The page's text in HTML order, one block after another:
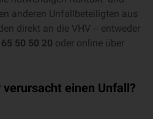
anderen Unfallbeteiligten aus
direkt an die VHV ‒ entweder
50 50 20 oder online über
verursacht einen Unfall?